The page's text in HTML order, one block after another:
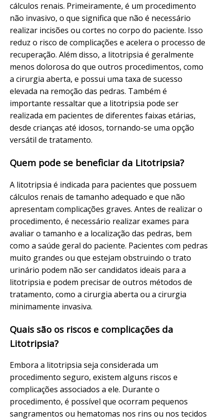
cálculos renais. Primeiramente, é um procedimento
não invasivo, o que significa que não é necessário
realizar incisões ou cortes no corpo do paciente. Isso
reduz o risco de complicações e acelera o processo de
recuperação. Além disso, a litotripsia é geralmente
menos dolorosa do que outros procedimentos, como
a cirurgia aberta, e possui uma taxa de sucesso
elevada na remoção das pedras. Também é
importante ressaltar que a litotripsia pode ser
realizada em pacientes de diferentes faixas etárias,
desde crianças até idosos, tornando-se uma opção
versátil de tratamento.
Quem pode se beneficiar da Litotripsia?
A litotripsia é indicada para pacientes que possuem
cálculos renais de tamanho adequado e que não
apresentam complicações graves. Antes de realizar o
procedimento, é necessário realizar exames para
avaliar o tamanho e a localização das pedras, bem
como a saúde geral do paciente. Pacientes com pedras
muito grandes ou que estejam obstruindo o trato
urinário podem não ser candidatos ideais para a
litotripsia e podem precisar de outros métodos de
tratamento, como a cirurgia aberta ou a cirurgia
minimamente invasiva.
Quais são os riscos e complicações da
Litotripsia?
Embora a litotripsia seja considerada um
procedimento seguro, existem alguns riscos e
complicações associados a ele. Durante o
procedimento, é possível que ocorram pequenos
sangramentos ou hematomas nos rins ou nos tecidos